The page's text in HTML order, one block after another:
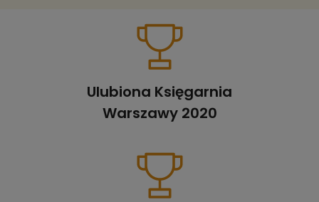
Ulubiona Księgarnia
Warszawy 2020